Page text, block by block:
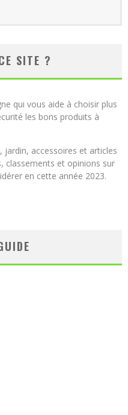
SITE ?
qui vous aide à choisir plus
les bons produits à
jardin, accessoires et articles
classements et opinions sur
en cette année 2023.